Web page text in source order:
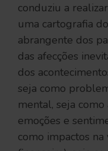
conduziu a
uma cartografia
abrangente dos
das afecções
dos
seja como
mental, seja
emoções e
como impactos